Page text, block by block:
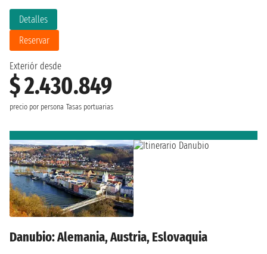
Exteriór desde
$ 2.430.849
precio por persona Tasas portuarias
Detalles
Reservar
Danubio: Alemania, Austria, Eslovaquia